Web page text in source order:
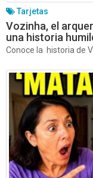
Tarjetas
Vozinha, el
una historia
Conoce la historia de